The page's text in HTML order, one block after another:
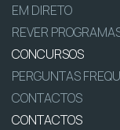
EM DIRETO
REVER
CONCURSOS
PERGUNTAS
CONTACTOS
CONTACTOS